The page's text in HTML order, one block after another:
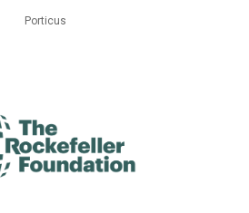
Porticus